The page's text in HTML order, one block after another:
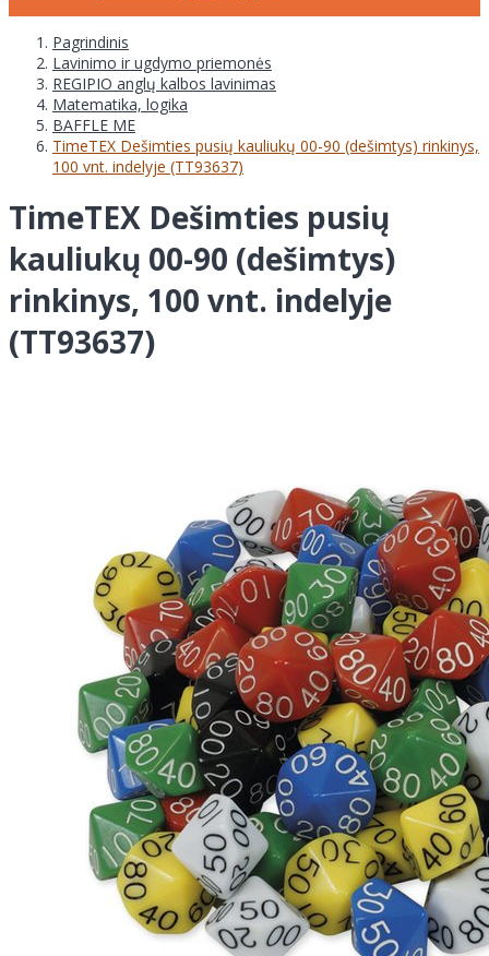
Pagrindinis
Lavinimo ir ugdymo priemonės
REGIPIO anglų kalbos lavinimas
Matematika, logika
BAFFLE ME
TimeTEX Dešimties pusių kauliukų 00-90 (dešimtys) rinkinys,
100 vnt. indelyje (TT93637)
TimeTEX Dešimties pusių
kauliukų 00-90 (dešimtys)
rinkinys, 100 vnt. indelyje
(TT93637)